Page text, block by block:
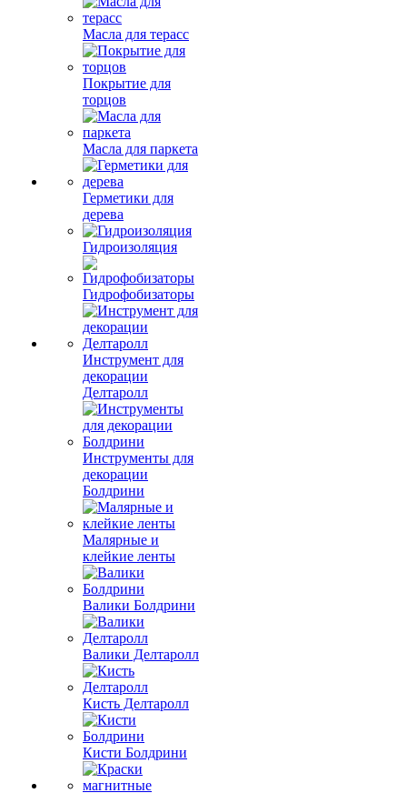
Масла для терасс
Покрытие для
торцов
Масла для паркета
Герметики для
дерева
Гидроизоляция
Гидрофобизаторы
Инструмент для
декорации
Делтаролл
Инструменты для
декорации
Болдрини
Малярные и
клейкие ленты
Валики Болдрини
Валики Делтаролл
Кисть Делтаролл
Кисти Болдрини